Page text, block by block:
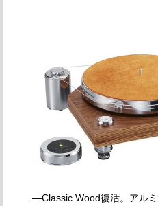
—Classic Wood復活。アル